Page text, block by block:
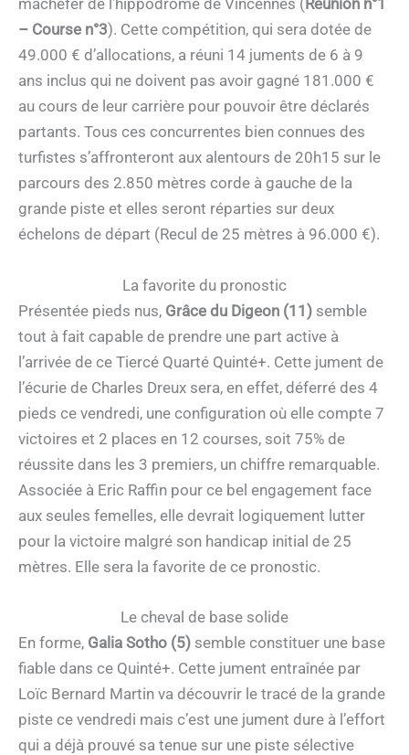
mâchefer de l’hippodrome de Vincennes (Réunion n°1
– Course n°3). Cette compétition, qui sera dotée de
49.000 € d’allocations, a réuni 14 juments de 6 à 9
ans inclus qui ne doivent pas avoir gagné 181.000 €
au cours de leur carrière pour pouvoir être déclarés
partants. Tous ces concurrentes bien connues des
turfistes s’affronteront aux alentours de 20h15 sur le
parcours des 2.850 mètres corde à gauche de la
grande piste et elles seront réparties sur deux
échelons de départ (Recul de 25 mètres à 96.000 €).
La favorite du pronostic
Présentée pieds nus, Grâce du Digeon (11) semble
tout à fait capable de prendre une part active à
l’arrivée de ce Tiercé Quarté Quinté+. Cette jument de
l’écurie de Charles Dreux sera, en effet, déferré des 4
pieds ce vendredi, une configuration où elle compte 7
victoires et 2 places en 12 courses, soit 75% de
réussite dans les 3 premiers, un chiffre remarquable.
Associée à Eric Raffin pour ce bel engagement face
aux seules femelles, elle devrait logiquement lutter
pour la victoire malgré son handicap initial de 25
mètres. Elle sera la favorite de ce pronostic.
Le cheval de base solide
En forme, Galia Sotho (5) semble constituer une base
fiable dans ce Quinté+. Cette jument entraînée par
Loïc Bernard Martin va découvrir le tracé de la grande
piste ce vendredi mais c’est une jument dure à l’effort
qui a déjà prouvé sa tenue sur une piste sélective